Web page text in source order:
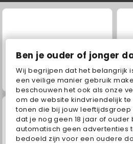
Ben je ouder of jonger
Wij begrijpen dat het belangrijk
een veilige manier gebruik
beschouwen het ook als onze
om de website kindvriendelijk
tonen die bij jouw leeftijdsgroep
dat je nog geen 18 jaar of
automatisch geen advertenties
bedoeld zijn voor een oudere
Fashion Princess - Dress Up for Girls